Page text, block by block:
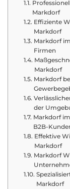
Markdorf
Effiziente
Markdorf
Markdorf
Firmen
Markdorf
Markdorf
der
Markdorf
B2B-
Effektive
Markdorf
Markdorf
Markdorf